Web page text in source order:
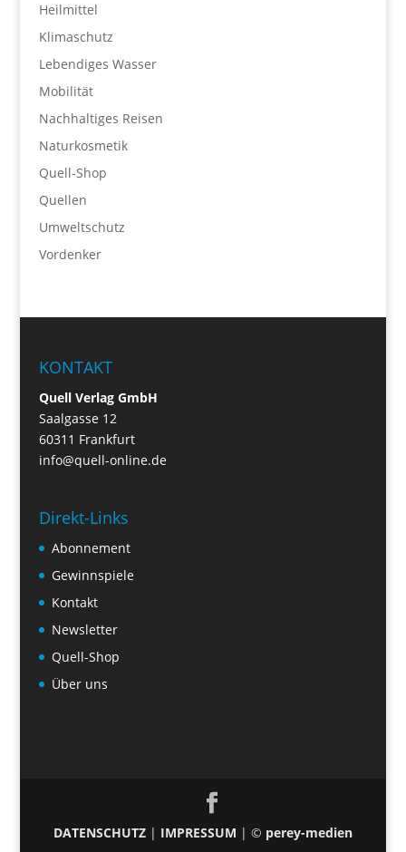
Heilmittel
Klimaschutz
Lebendiges Wasser
Mobilität
Nachhaltiges Reisen
Naturkosmetik
Quell-Shop
Quellen
Umweltschutz
Vordenker
KONTAKT
Quell Verlag GmbH
Saalgasse 12
60311 Frankfurt
info@quell-online.de
Direkt-Links
Abonnement
Gewinnspiele
Kontakt
Newsletter
Quell-Shop
Über uns
DATENSCHUTZ| IMPRESSUM | © perey-medien